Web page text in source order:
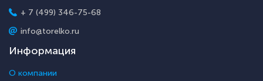
+ 7 (499) 346-75-68
info@torelko.ru
Информация
О компании